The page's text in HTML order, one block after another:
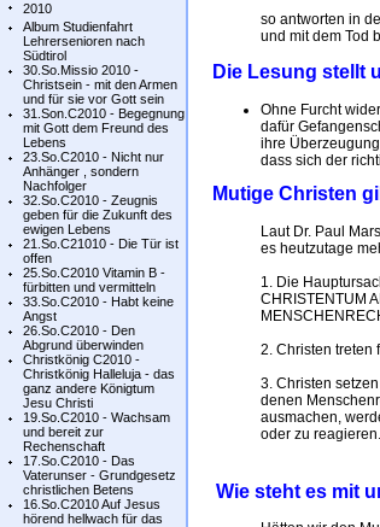
2010
Album Studienfahrt
Lehrersenioren nach
Südtirol
30.So.Missio 2010 -
Christsein - mit den Armen
und für sie vor Gott sein
31.Son.C2010 - Begegnung
mit Gott dem Freund des
Lebens
23.So.C2010 - Nicht nur
Anhänger , sondern
Nachfolger
32.So.C2010 - Zeugnis
geben für die Zukunft des
ewigen Lebens
21.So.C21010 - Die Tür ist
offen
25.So.C2010 Vitamin B -
fürbitten und vermitteln
33.So.C2010 - Habt keine
Angst
26.So.C2010 - Den
Abgrund überwinden
Christkönig C2010 -
Christkönig Halleluja - das
ganz andere Königtum
Jesu Christi
19.So.C2010 - Wachsam
und bereit zur
Rechenschaft
17.So.C2010 - Das
Vaterunser - Grundgesetz
christlichen Betens
16.So.C2010 Auf Jesus
hörend hellwach für das
so antworten in
und mit dem Tod
Die Lesung stellt
Ohne Furcht
dafür
ihre
dass sich der
Mutige Christen
Laut Dr. Paul
es heutzutage
1. Die
CHRISTENTUM
2. Christen treten
3. Christen
denen
ausmachen,
oder zu
Wie steht es mit